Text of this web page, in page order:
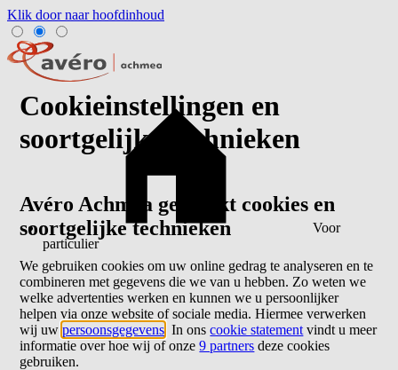
Klik door naar hoofdinhoud
Voor
particulier
Cookieinstellingen en
soortgelijke technieken
Avéro Achmea gebruikt cookies en
soortgelijke technieken
We gebruiken cookies om uw online gedrag te analyseren en te
combineren met gegevens die we van u hebben. Zo weten we
welke advertenties werken en kunnen we u persoonlijker
helpen via onze website of sociale media. Hiermee verwerken
wij uwpersoonsgegevens . In onscookie statement vindt u meer
informatie over hoe wij of onze9 partners deze cookies
gebruiken.